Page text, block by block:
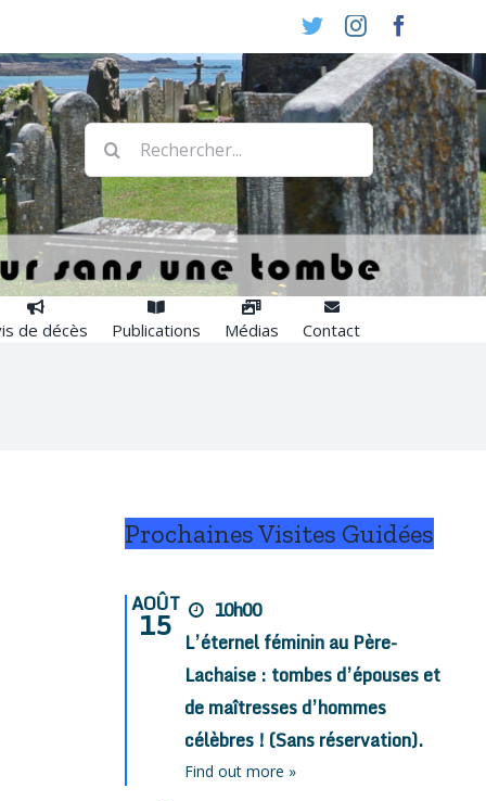
TwitterInstagram
Rechercher:
de décès Publications Médias Contact
Prochaines Visites Guidées
AOÛT
15
10h00
L’éternel féminin au Père-
Lachaise : tombes d’épouses et
de maîtresses d’hommes
célèbres ! (Sans réservation).
Find out more »